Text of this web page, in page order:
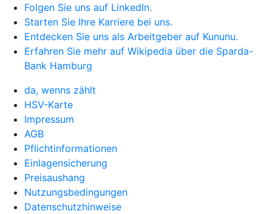
Folgen Sie uns auf LinkedIn.
Starten Sie Ihre Karriere bei uns.
Entdecken Sie uns als Arbeitgeber auf Kununu.
Erfahren Sie mehr auf Wikipedia über die Sparda-
Bank Hamburg
da, wenns zählt
HSV-Karte
Impressum
AGB
Pflichtinformationen
Einlagensicherung
Preisaushang
Nutzungsbedingungen
Datenschutzhinweise